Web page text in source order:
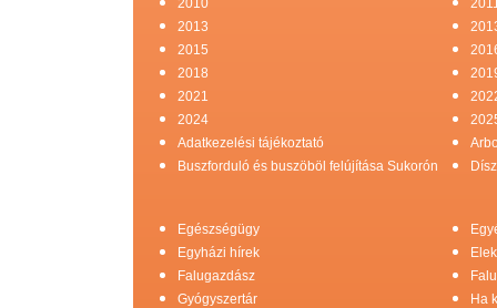
2013
2015
2018
2021
2024
Adatkezelési tájékoztató
Buszforduló és buszöböl felújítása Sukorón
Egészségügy
Egyházi hírek
Falugazdász
Gyógyszertár
Ha